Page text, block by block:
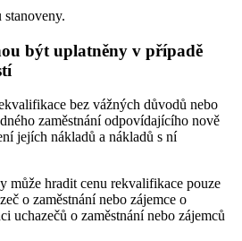
být uplatněny v případě
bez vážných důvodů nebo
zaměstnání odpovídajícího nově
jejích nákladů a nákladů s ní
může hradit cenu rekvalifikace pouze
o zaměstnání nebo zájemce o
uchazečů o zaměstnání nebo zájemců